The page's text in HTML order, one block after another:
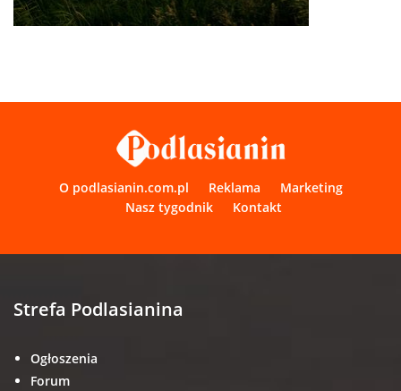
O podlasianin.com.pl Reklama
Marketing
Nasz tygodnik
Kontakt
Strefa Podlasianina
Ogłoszenia
Forum